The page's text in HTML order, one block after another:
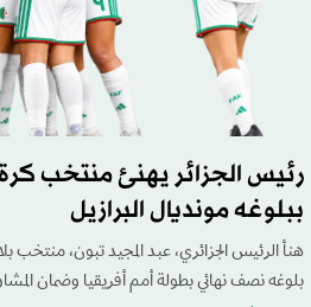
رئيس الجزائر يهنئ منتخب
ببلوغه مونديال البرازيل
هنأ الرئيس الجزائري، عبد المجيد تبون، منتخب
بلوغه نصف نهائي بطولة أمم أفريقيا وضمان